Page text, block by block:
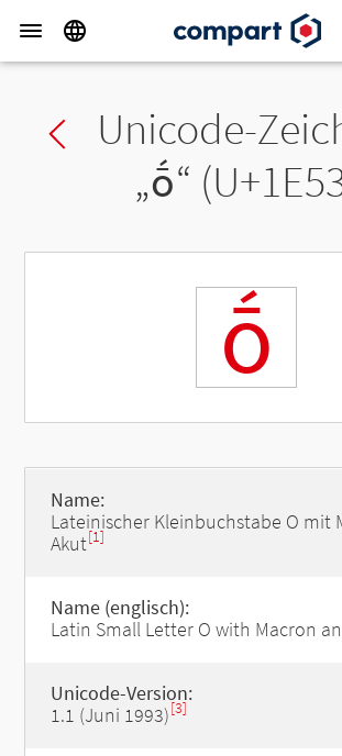
Previous char
Unicode-
„ṓ“
ṓ
Name:
Lateinischer Kleinbuchstabe O mit
Akut[1]
Name (englisch):
Latin Small Letter O with Macron
Unicode-Version:
1.1 (Juni 1993)[3]